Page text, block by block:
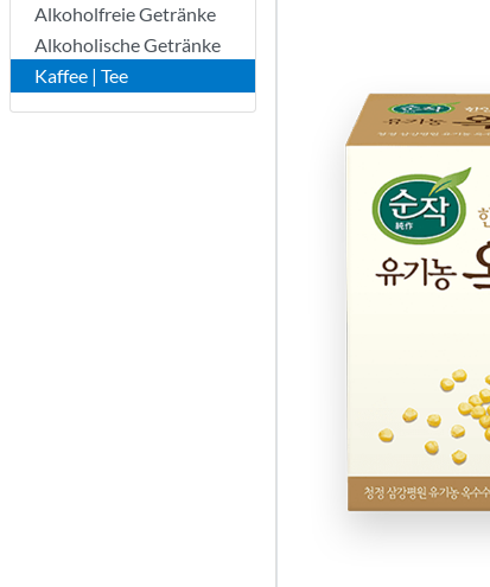
Alkoholfreie Getränke
Alkoholische Getränke
Kaffee | Tee